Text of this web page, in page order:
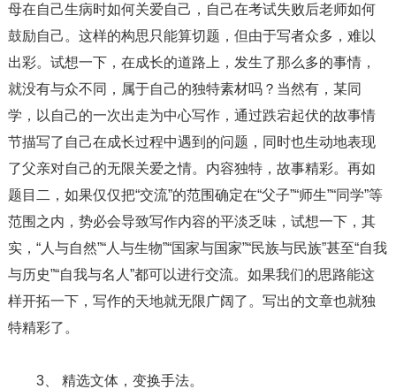
母在自己生病时如何关爱自己，自己在考试失败后老师如何
鼓励自己。这样的构思只能算切题，但由于写者众多，难以
出彩。试想一下，在成长的道路上，发生了那么多的事情，
就没有与众不同，属于自己的独特素材吗？当然有，某同
学，以自己的一次出走为中心写作，通过跌宕起伏的故事情
节描写了自己在成长过程中遇到的问题，同时也生动地表现
了父亲对自己的无限关爱之情。内容独特，故事精彩。再如
题目二，如果仅仅把“交流”的范围确定在“父子”“师生”“同学”等
范围之内，势必会导致写作内容的平淡乏味，试想一下，其
实，“人与自然”“人与生物”“国家与国家”“民族与民族”甚至“自我
与历史”“自我与名人”都可以进行交流。如果我们的思路能这
样开拓一下，写作的天地就无限广阔了。写出的文章也就独
特精彩了。
3、 精选文体，变换手法。